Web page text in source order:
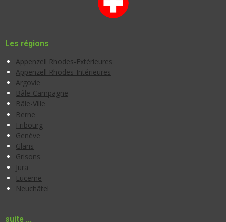
Les régions
Appenzell Rhodes-Extérieures
Appenzell Rhodes-Intérieures
Argovie
Bâle-Campagne
Bâle-Ville
Berne
Fribourg
Genève
Glaris
Grisons
Jura
Lucerne
Neuchâtel
suite ...